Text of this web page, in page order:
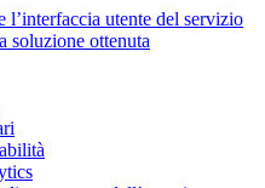
l’interfaccia utente del servizio
soluzione ottenuta